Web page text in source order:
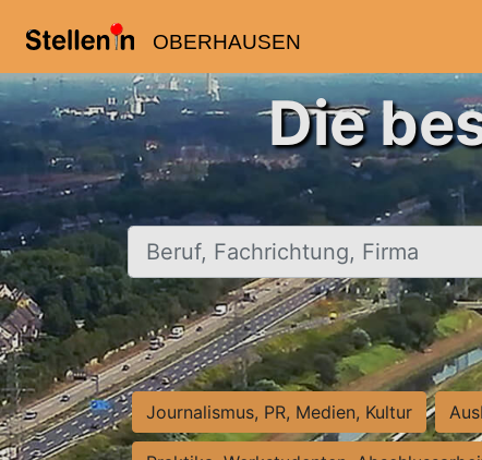
OBERHAUSEN
Die
Beruf, Fachrichtung, Firma
Journalismus, PR, Medien, Kultur